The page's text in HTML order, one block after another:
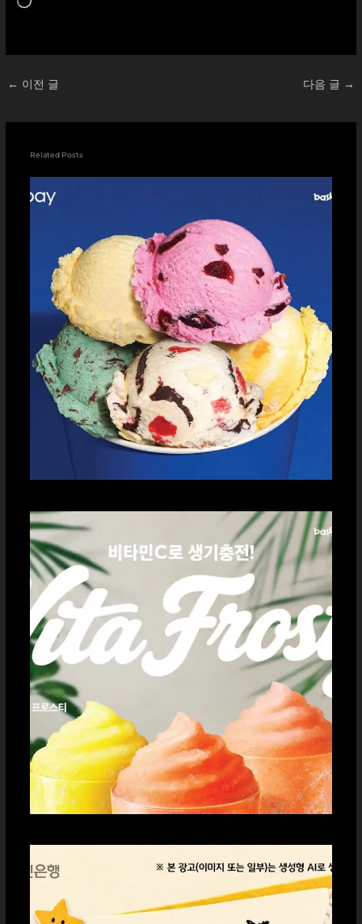
← 이전 글 다음 글 →
Related Posts